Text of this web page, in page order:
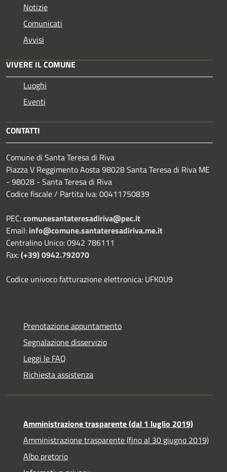
Notizie
Comunicati
Avvisi
VIVERE IL COMUNE
Luoghi
Eventi
CONTATTI
Comune di Santa Teresa di Riva
Piazza V Reggimento Aosta 98028 Santa Teresa di Riva ME
- 98028 - Santa Teresa di Riva
Codice fiscale / Partita Iva: 00411750839
PEC:comunesantateresadiriva@pec.it
Email: info@comune.santateresadiriva.me.it
Centralino Unico: 0942 786111
Fax:(+39) 0942.792070
Codice univoco fatturazione elettronica: UFK0U9
Prenotazione appuntamento
Segnalazione disservizio
Leggi le FAQ
Richiesta assistenza
Amministrazione trasparente (dal 1 luglio 2019)
Amministrazione trasparente (fino al 30 giugno 2019)
Albo pretorio